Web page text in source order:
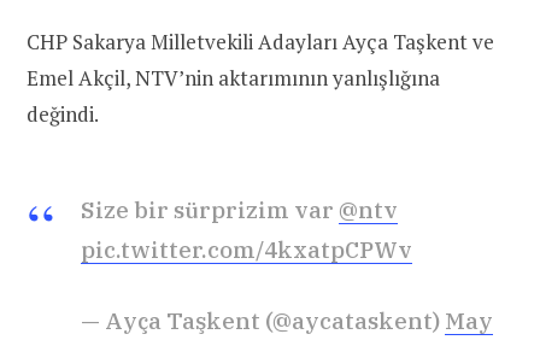
CHP Sakarya Milletvekili Adayları Ayça Taşkent ve
Emel Akçil, NTV’nin aktarımının yanlışlığına
değindi.
Size bir sürprizim var @ntv
pic.twitter.com/4kxatpCPWv
— Ayça Taşkent (@aycataskent) May